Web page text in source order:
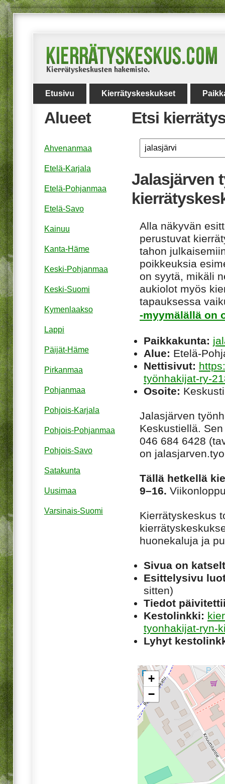
Etusivu Kierrätyskeskukset
Etsi
Jalasjärven
Alla näkyvän
perustuvat
tahon
poikkeuksia
on syytä, mikäli
aukiolot myös
tapauksessa
-myymälällä on
Paikkakunta:
Alue: Etelä-
Nettisivut:
työnhakijat-ry-
Osoite:
Jalasjärven
Keskustiellä.
046 684 6428
on
Tällä hetkellä
9–16.
Kierrätyskeskus
huonekaluja ja
Sivua on
Esittelysivu
sitten)
Tiedot
Kestolinkki:
tyonhakijat-ryn-
Lyhyt
+
−
Alueet
Ahvenanmaa
Etelä-Karjala
Etelä-Pohjanmaa
Etelä-Savo
Kainuu
Kanta-Häme
Keski-Pohjanmaa
Keski-Suomi
Kymenlaakso
Lappi
Päijät-Häme
Pirkanmaa
Pohjanmaa
Pohjois-Karjala
Pohjois-Pohjanmaa
Pohjois-Savo
Satakunta
Uusimaa
Varsinais-Suomi